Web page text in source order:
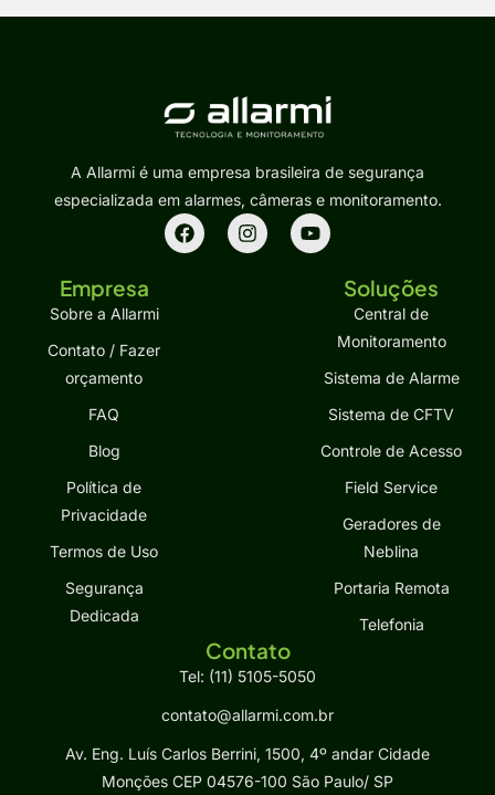
A Allarmi é uma empresa brasileira de segurança
especializada em alarmes, câmeras e monitoramento.
Empresa
Sobre a Allarmi
Contato / Fazer
orçamento
FAQ
Blog
Política de
Privacidade
Termos de Uso
Segurança
Dedicada
Soluções
Central de
Monitoramento
Sistema de Alarme
Sistema de CFTV
Controle de Acesso
Field Service
Geradores de
Neblina
Portaria Remota
Telefonia
Contato
Tel: (11) 5105-5050
contato@allarmi.com.br
Av. Eng. Luís Carlos Berrini, 1500, 4º andar Cidade
Monções CEP 04576-100 São Paulo/ SP